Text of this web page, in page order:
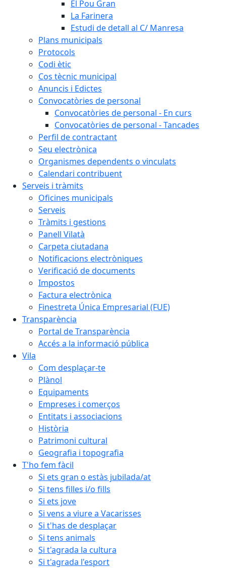
El Pou Gran
La Farinera
Estudi de detall al C/ Manresa
Plans municipals
Protocols
Codi ètic
Cos tècnic municipal
Anuncis i Edictes
Convocatòries de personal
Convocatòries de personal - En curs
Convocatòries de personal - Tancades
Perfil de contractant
Seu electrònica
Organismes dependents o vinculats
Calendari contribuent
Serveis i tràmits
Oficines municipals
Serveis
Tràmits i gestions
Panell Vilatà
Carpeta ciutadana
Notificacions electròniques
Verificació de documents
Impostos
Factura electrònica
Finestreta Única Empresarial (FUE)
Transparència
Portal de Transparència
Accés a la informació pública
Vila
Com desplaçar-te
Plànol
Equipaments
Empreses i comerços
Entitats i associacions
Història
Patrimoni cultural
Geografia i topografia
T'ho fem fàcil
Si ets gran o estàs jubilada/at
Si tens filles i/o fills
Si ets jove
Si vens a viure a Vacarisses
Si t'has de desplaçar
Si tens animals
Si t'agrada la cultura
Si t'agrada l'esport